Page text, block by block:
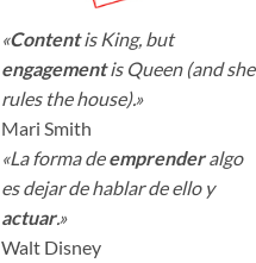
«Contentis King, but
engagementis Queen (and she
rules the house).»
Mari Smith
«La forma deemprenderalgo
es dejar de hablar de ello y
actuar.»
Walt Disney